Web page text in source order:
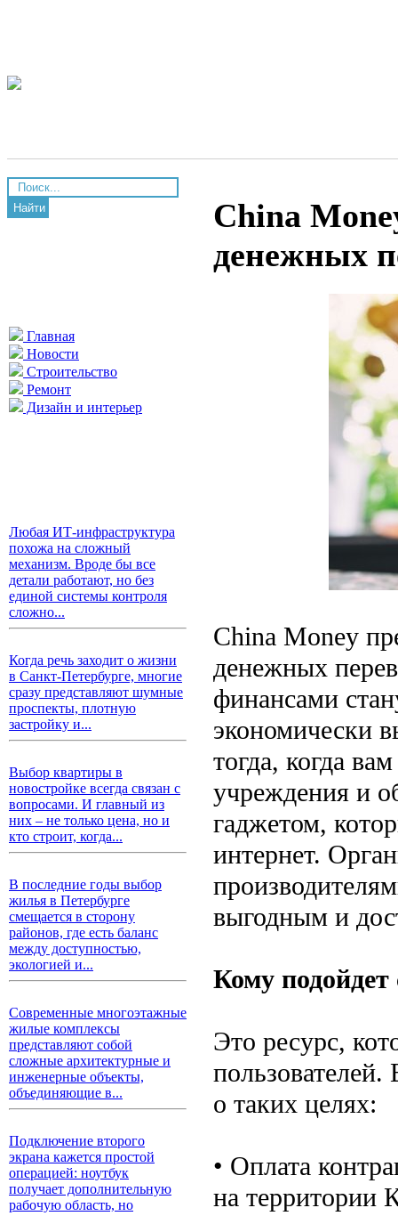
Найти
Главная
Новости
Строительство
Ремонт
Дизайн и интерьер
Любая ИТ-инфраструктура
похожа на сложный
механизм. Вроде бы все
детали работают, но без
единой системы контроля
сложно...
Когда речь заходит о жизни
в Санкт-Петербурге, многие
сразу представляют шумные
проспекты, плотную
застройку и...
Выбор квартиры в
новостройке всегда связан с
вопросами. И главный из
них – не только цена, но и
кто строит, когда...
В последние годы выбор
жилья в Петербурге
смещается в сторону
районов, где есть баланс
между доступностью,
экологией и...
Современные многоэтажные
жилые комплексы
представляют собой
сложные архитектурные и
инженерные объекты,
объединяющие в...
Подключение второго
экрана кажется простой
операцией: ноутбук
получает дополнительную
рабочую область, но
China
денежных
China Money
денежных
финансами
экономически
тогда, когда
учреждения и
гаджетом,
интернет.
выгодным и
Кому
Это ресурс,
пользователей.
о таких целях:
• Оплата
на территории